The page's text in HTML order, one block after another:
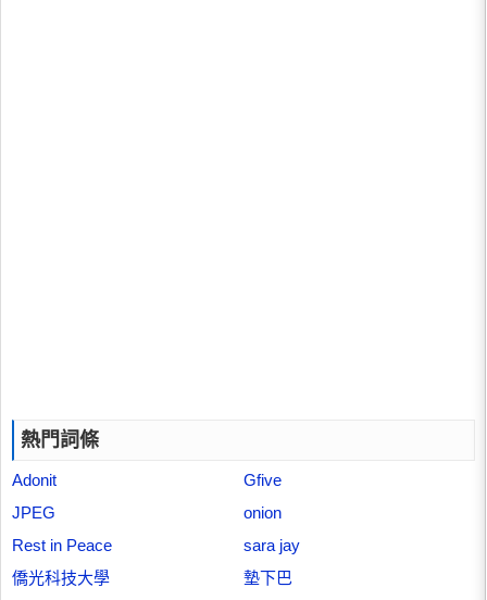
熱門詞條
Adonit
Gfive
JPEG
onion
Rest in Peace
sara jay
僑光科技大學
墊下巴